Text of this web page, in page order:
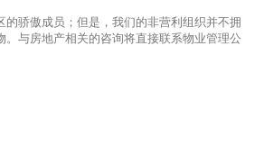
的骄傲成员；但是，我们的非营利组织并不拥
。与房地产相关的咨询将直接联系物业管理公